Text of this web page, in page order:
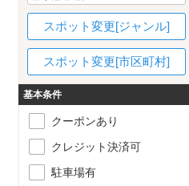
スポット変更[ジャンル]
スポット変更[市区町村]
基本条件
クーポンあり
クレジット決済可
駐車場有